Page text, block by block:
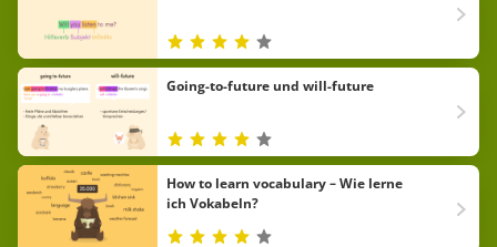
Going-to-future und will-future
How to learn vocabulary – Wie lerne
ich Vokabeln?